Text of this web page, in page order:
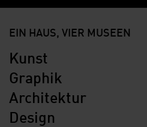
EIN HAUS, VIER MUSEEN
Kunst
Graphik
Architektur
Design